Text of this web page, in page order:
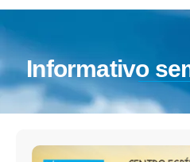
Informativo